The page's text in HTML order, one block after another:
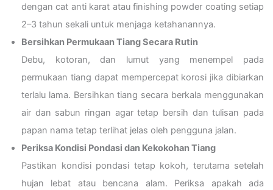
dengan cat anti karat atau finishing powder coating setiap
2–3 tahun sekali untuk menjaga ketahanannya.
Bersihkan Permukaan Tiang Secara Rutin
Debu, kotoran, dan lumut yang menempel pada
permukaan tiang dapat mempercepat korosi jika dibiarkan
terlalu lama. Bersihkan tiang secara berkala menggunakan
air dan sabun ringan agar tetap bersih dan tulisan pada
papan nama tetap terlihat jelas oleh pengguna jalan.
Periksa Kondisi Pondasi dan Kekokohan Tiang
Pastikan kondisi pondasi tetap kokoh, terutama setelah
hujan lebat atau bencana alam. Periksa apakah ada